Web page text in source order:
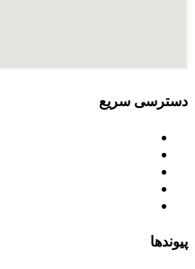
دسترسی سریع
پیوندها